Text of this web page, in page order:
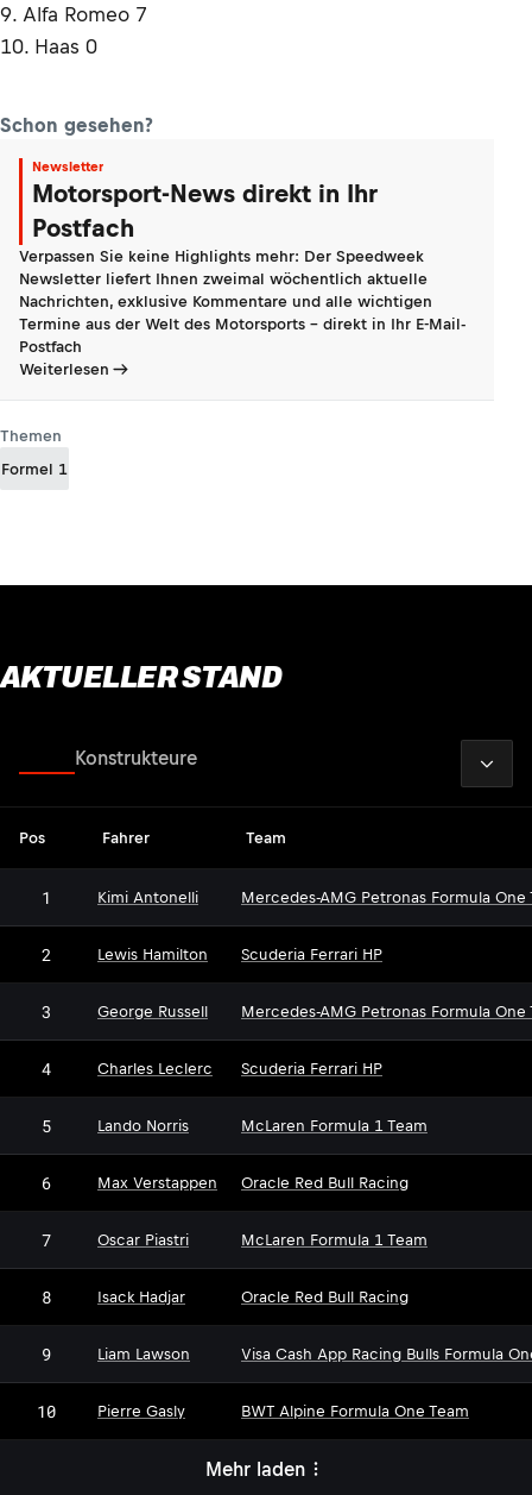
9. Alfa Romeo 7
10. Haas 0
Schon gesehen?
Newsletter
Motorsport-News direkt in Ihr
Postfach
Verpassen Sie keine Highlights mehr: Der Speedweek
Newsletter liefert Ihnen zweimal wöchentlich aktuelle
Nachrichten, exklusive Kommentare und alle wichtigen
Termine aus der Welt des Motorsports - direkt in Ihr E-Mail-
Postfach
Weiterlesen
Themen
Formel 1
AKTUELLER STAND
Konstrukteure
Pos Fahrer Team
1 Kimi Antonelli Mercedes-AMG Petronas Formula One
2 Lewis Hamilton Scuderia Ferrari HP
3 George Russell Mercedes-AMG Petronas Formula One
4 Charles Leclerc Scuderia Ferrari HP
5 Lando Norris McLaren Formula 1 Team
6 Max Verstappen Oracle Red Bull Racing
7 Oscar Piastri McLaren Formula 1 Team
8 Isack Hadjar Oracle Red Bull Racing
9 Liam Lawson Visa Cash App Racing Bulls Formula
10 Pierre Gasly BWT Alpine Formula One Team
Mehr laden